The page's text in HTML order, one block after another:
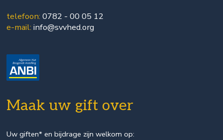
telefoon: 0782 - 00 05 12
e-mail: info@svvhed.org
Maak uw gift over
Uw giften* en bijdrage zijn welkom op: